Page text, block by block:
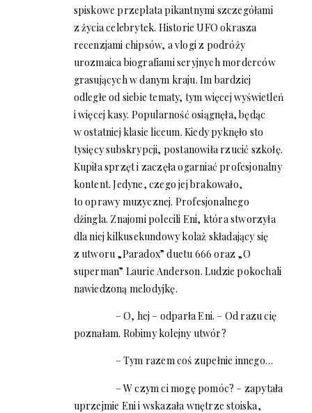
spiskowe przeplata pikantnymi szczegółami
z życia celebrytek. Historie UFO okrasza
recenzjami chipsów, a vlogi z podróży
urozmaica biografiami seryjnych morderców
grasujących w danym kraju. Im bardziej
odległe od siebie tematy, tym więcej wyświetleń
i więcej kasy. Popularność osiągnęła, będąc
w ostatniej klasie liceum. Kiedy pyknęło sto
tysięcy subskrypcji, postanowiła rzucić szkołę.
Kupiła sprzęt i zaczęła ogarniać profesjonalny
kontent. Jedyne, czego jej brakowało,
to oprawy muzycznej. Profesjonalnego
dżingla. Znajomi polecili Eni, która stworzyła
dla niej kilkusekundowy kolaż składający się
z utworu „Paradox” duetu 666 oraz „O
superman” Laurie Anderson. Ludzie pokochali
nawiedzoną melodyjkę.
– O, hej – odparła Eni. – Od razu cię
poznałam. Robimy kolejny utwór?
– Tym razem coś zupełnie innego…
– W czym ci mogę pomóc? – zapytała
uprzejmie Eni i wskazała wnętrze stoiska,